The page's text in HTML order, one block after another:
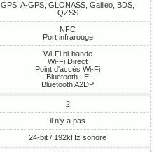
GPS, A-GPS, GLONASS, Galileo, BDS,
QZSS
NFC
Port infrarouge
Wi-Fi bi-bande
Wi-Fi Direct
Point d'accès Wi-Fi
Bluetooth LE
Bluetooth A2DP
2
il n'y a pas
24-bit / 192kHz sonore